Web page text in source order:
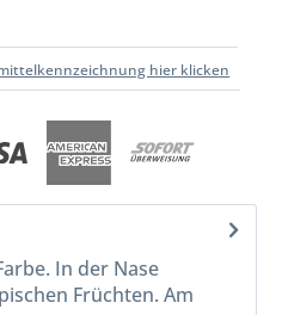
hier klicken
In der Nase
Früchten. Am